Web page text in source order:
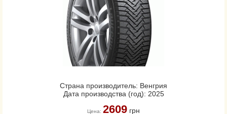
Страна производитель: Венгрия
Дата производства (год): 2025
Цена: 2609грн